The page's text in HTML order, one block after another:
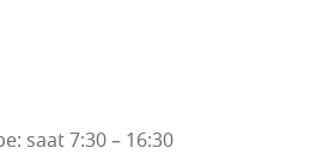
saat 7:30 – 16:30